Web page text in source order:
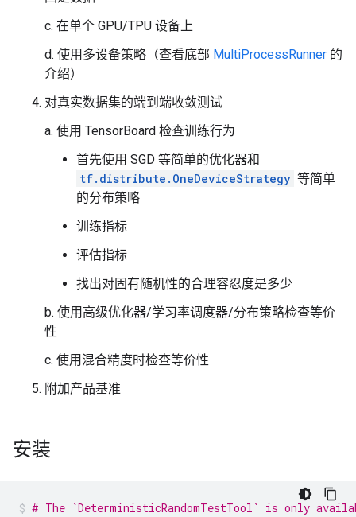
c. 在单个 GPU/TPU 设备上
d. 使用多设备策略（查看底部 MultiProcessRunner 的
介绍）
对真实数据集的端到端收敛测试
a. 使用 TensorBoard 检查训练行为
首先使用 SGD 等简单的优化器和
tf.distribute.OneDeviceStrategy 等简单
的分布策略
训练指标
评估指标
找出对固有随机性的合理容忍度是多少
b. 使用高级优化器/学习率调度器/分布策略检查等价
性
c. 使用混合精度时检查等价性
附加产品基准
安装
# The `DeterministicRandomTestTool` is only